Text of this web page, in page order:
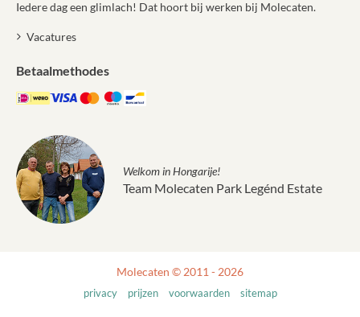
Iedere dag een glimlach! Dat hoort bij werken bij Molecaten.
Vacatures
Betaalmethodes
Welkom in Hongarije!
Team Molecaten Park Legénd Estate
Molecaten © 2011 - 2026
privacy prijzen voorwaarden sitemap